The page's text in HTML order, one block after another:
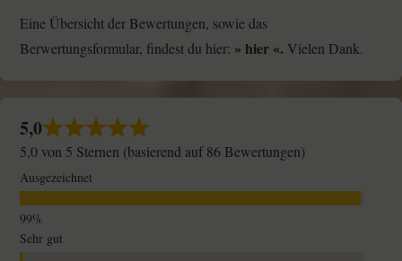
Eine Übersicht der Bewertungen, sowie das
Berwertungsformular, findest du hier: » hier «. Vielen Dank.
5,0
5,0 von 5 Sternen (basierend auf 86 Bewertungen)
Ausgezeichnet
Sehr gut